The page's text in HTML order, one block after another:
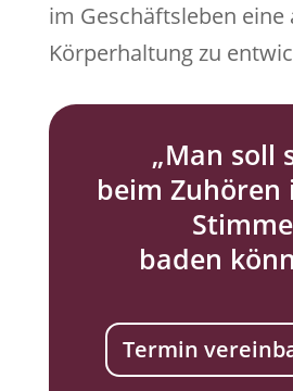
im Geschäftsleben eine
Körperhaltung zu
„Man soll
beim Zuhören
Stimme
baden
Termin